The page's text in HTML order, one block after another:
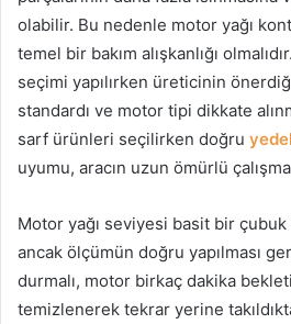
olabilir. Bu nedenle motor yağı
temel bir bakım alışkanlığı
seçimi yapılırken üreticinin
standardı ve motor tipi dikkate
sarf ürünleri seçilirken doğru
uyumu, aracın uzun ömürlü
Motor yağı seviyesi basit bir
ancak ölçümün doğru yapılması
durmalı, motor birkaç dakika
temizlenerek tekrar yerine